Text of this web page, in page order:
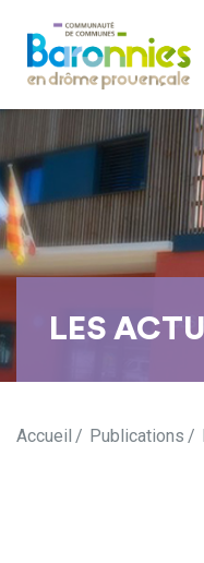
LES
Accueil Publications